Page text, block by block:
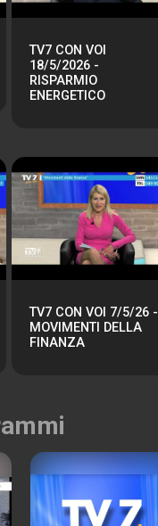
TV7 CON VOI
18/5/2026 -
RISPARMIO
ENERGETICO
TV7 CON VOI 7/5/26 -
MOVIMENTI DELLA
FINANZA